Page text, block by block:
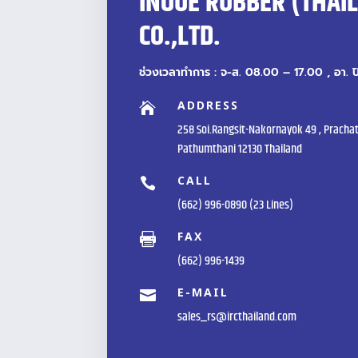
CO.,LTD.
ช่วงเวลาทำการ : จ-ส. 08.00 – 17.00 , อา.
 ADDRESS
258 Soi.Rangsit-Nakornayok 49 ,
Pathumthani 12130 Thailand
 CALL
(662) 996-0890 (23 Lines)
 FAX
(662) 996-1439
 E-MAIL
sales_rs@ircthailand.com